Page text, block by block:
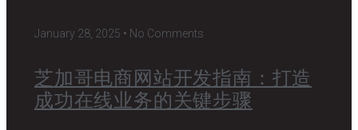
January 28, 2025 No Comments
芝加哥电商网站开发指南：打造
成功在线业务的关键步骤